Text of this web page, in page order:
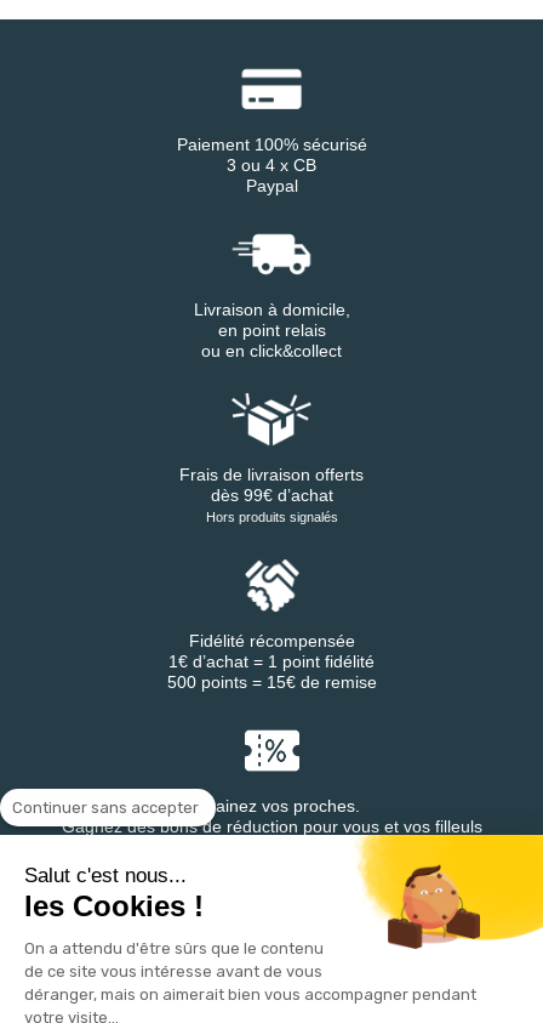
Continuer sans accepter
Salut c'est nous...
les Cookies !
On a attendu d'être sûrs que le contenu
de ce site vous intéresse avant de vous
déranger, mais on aimerait bien vous accompagner pendant
votre visite...
Paiement 100% sécurisé
3 ou 4 x CB
Paypal
Livraison à domicile,
en point relais
ou en click&collect
Frais de livraison offerts
dès 99€ d’achat
Hors produits signalés
Fidélité récompensée
1€ d’achat = 1 point fidélité
500 points = 15€ de remise
Parrainez vos proches.
Gagnez des bons de réduction pour vous et vos filleuls
Retrouvez DESTINEA® sur